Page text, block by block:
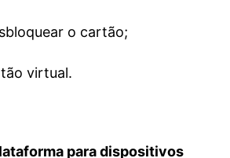
o cartão;
virtual.
para dispositivos